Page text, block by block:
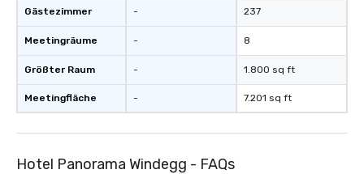
Gästezimmer
Meetingräume
Größter Raum
Meetingfläche
-
-
-
-
237
8
1.800 sq ft
7.201 sq ft
Hotel Panorama Windegg - FAQs